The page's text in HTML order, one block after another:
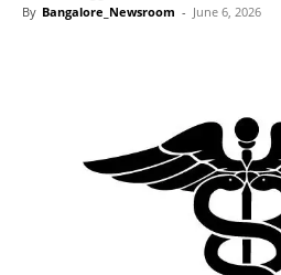
By Bangalore_Newsroom - June 6, 2026